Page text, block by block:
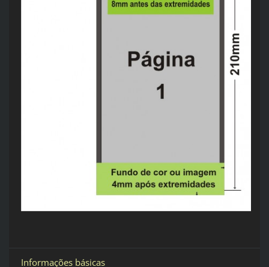
Informações básicas